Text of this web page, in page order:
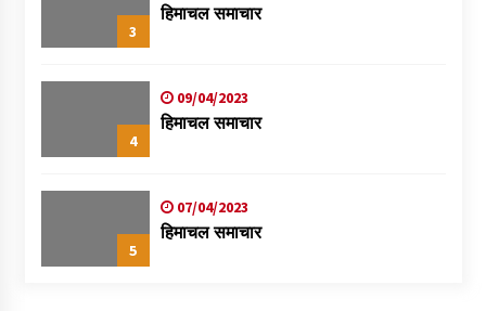
3
हिमाचल समाचार
4
09/04/2023
हिमाचल समाचार
5
07/04/2023
हिमाचल समाचार